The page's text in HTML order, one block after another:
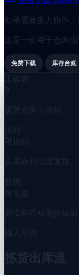
如果需要多人协作
这是一份用于仓库
免费下载 库存台账
工作表
9
覆盖仓库主流程
流程
可追踪
从库存到出库复核
数据
可复盘
输入示例
拣货出库流